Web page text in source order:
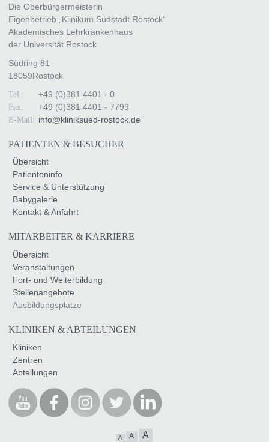
Die Oberbürgermeisterin
Eigenbetrieb „Klinikum Südstadt Rostock“
Akademisches Lehrkrankenhaus
der Universität Rostock
Südring 81
18059Rostock
Tel.: +49 (0)381 4401 - 0
Fax: +49 (0)381 4401 - 7799
E-Mail: info@kliniksued-rostock de
PATIENTEN & BESUCHER
Übersicht
Patienteninfo
Service & Unterstützung
Babygalerie
Kontakt & Anfahrt
MITARBEITER & KARRIERE
Übersicht
Veranstaltungen
Fort- und Weiterbildung
Stellenangebote
Ausbildungsplätze
KLINIKEN & ABTEILUNGEN
Kliniken
Zentren
Abteilungen
A A A